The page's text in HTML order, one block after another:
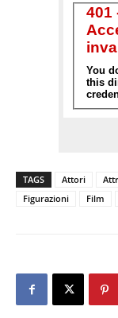
TAGS Attori
Figurazioni
Film